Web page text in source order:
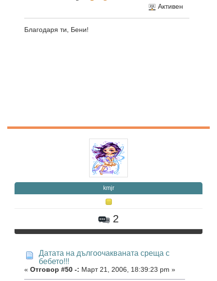
Активен
Благодаря ти, Бени!
kmjr
2
Датата на дългоочакваната среща с
бебето!!!
« Отговор #50 -: Март 21, 2006, 18:39:23 pm »